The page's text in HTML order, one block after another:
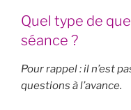
Quel type de
séance ?
Pour rappel : il n’est
questions à l’avance.